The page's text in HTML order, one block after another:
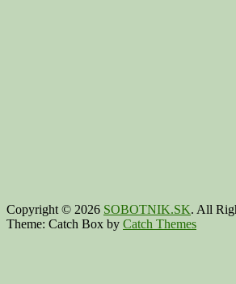
Copyright © 2026 SOBOTNIK.SK. All
Theme: Catch Box by Catch Themes